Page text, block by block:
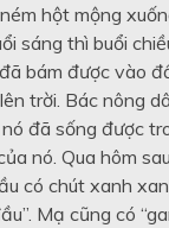
hột mộng
sáng thì buổi
bám được vào
trời. Bác nông
đã sống được
nó. Qua hôm
có chút xanh
Mạ cũng có